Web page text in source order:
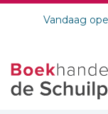
Vandaag